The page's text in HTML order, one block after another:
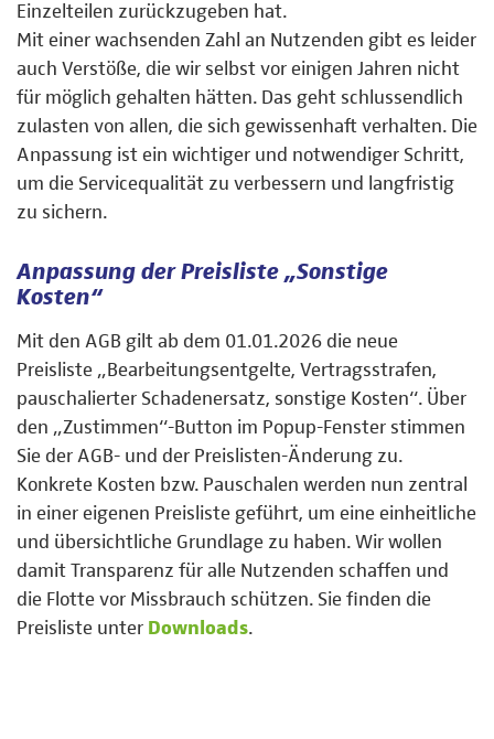
Einzelteilen zurückzugeben hat.
Mit einer wachsenden Zahl an Nutzenden gibt es leider
auch Verstöße, die wir selbst vor einigen Jahren nicht
für möglich gehalten hätten. Das geht schlussendlich
zulasten von allen, die sich gewissenhaft verhalten. Die
Anpassung ist ein wichtiger und notwendiger Schritt,
um die Servicequalität zu verbessern und langfristig
zu sichern.
Anpassung der Preisliste „Sonstige
Kosten“
Mit den AGB gilt ab dem 01.01.2026 die neue
Preisliste „Bearbeitungsentgelte, Vertragsstrafen,
pauschalierter Schadenersatz, sonstige Kosten“. Über
den „Zustimmen“-Button im Popup-Fenster stimmen
Sie der AGB- und der Preislisten-Änderung zu.
Konkrete Kosten bzw. Pauschalen werden nun zentral
in einer eigenen Preisliste geführt, um eine einheitliche
und übersichtliche Grundlage zu haben. Wir wollen
damit Transparenz für alle Nutzenden schaffen und
die Flotte vor Missbrauch schützen. Sie finden die
Preisliste unter Downloads.